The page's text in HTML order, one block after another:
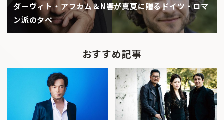
ダーヴィト・アフカム＆N響が真夏に贈るドイツ・ロマ
ン派の夕べ
おすすめ記事